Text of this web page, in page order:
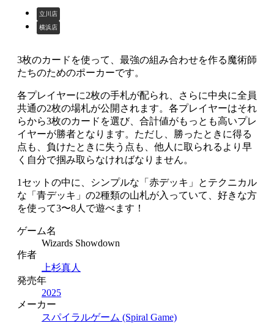
立川店
横浜店
3枚のカードを使って、最強の組み合わせを作る魔術師
たちのためのポーカーです。
各プレイヤーに2枚の手札が配られ、さらに中央に全員
共通の2枚の場札が公開されます。各プレイヤーはそれ
らから3枚のカードを選び、合計値がもっとも高いプレ
イヤーが勝者となります。ただし、勝ったときに得る
点も、負けたときに失う点も、他人に取られるより早
く自分で掴み取らなければなりません。
1セットの中に、シンプルな「赤デッキ」とテクニカル
な「青デッキ」の2種類の山札が入っていて、好きな方
を使って3〜8人で遊べます！
ゲーム名
Wizards Showdown
作者
上杉真人
発売年
2025
メーカー
スパイラルゲーム (Spiral Game)